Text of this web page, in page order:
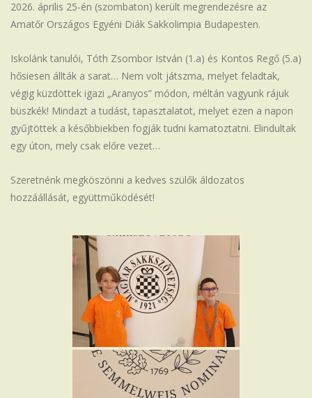
Iskola
2026. április 25-én (szombaton) került megrendezésre az
Amatőr Országos Egyéni Diák Sakkolimpia Budapesten.
Iskolánk tanulói, Tóth Zsombor István (1.a) és Kontos Regő (5.a)
hősiesen állták a sarat… Nem volt játszma, melyet feladtak,
végig küzdöttek igazi „Aranyos” módon, méltán vagyunk rájuk
büszkék! Mindazt a tudást, tapasztalatot, melyet ezen a napon
gyűjtöttek a későbbiekben fogják tudni kamatoztatni. Elindultak
egy úton, mely csak előre vezet…
Szeretnénk megköszönni a kedves szülők áldozatos
hozzáállását, együttműködését!